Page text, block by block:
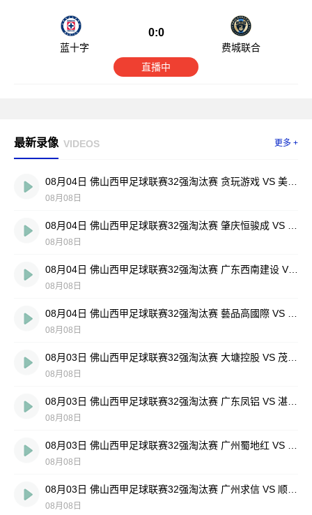
蓝十字
0:0
费城联合
直播中
最新录像 VIDEOS 更多 +
08月08日
08月08日
08月04日 佛山西甲足球联赛32强淘汰赛 广东西南建设 VS 香港圣徒 全场录像
08月08日
08月08日
08月08日
08月08日
08月08日
08月08日